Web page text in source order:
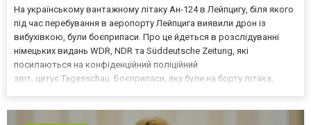
На українському вантажному літаку Ан-124 в Лейпцигу, біля якого
під час перебування в аеропорту Лейпцига виявили дрон із
вибухівкою, були боєприпаси. Про це йдеться в розслідуванні
німецьких видань WDR, NDR та Süddeutsche Zeitung, які
посилаються на конфіденційний поліційний
звіт, цитує Tagesschau. Боєприпаси, яку були на борту літака,